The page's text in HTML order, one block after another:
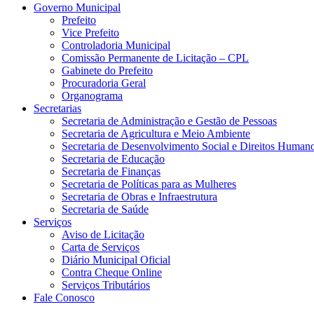
Governo Municipal
Prefeito
Vice Prefeito
Controladoria Municipal
Comissão Permanente de Licitação – CPL
Gabinete do Prefeito
Procuradoria Geral
Organograma
Secretarias
Secretaria de Administração e Gestão de Pessoas
Secretaria de Agricultura e Meio Ambiente
Secretaria de Desenvolvimento Social e Direitos
Secretaria de Educação
Secretaria de Finanças
Secretaria de Políticas para as Mulheres
Secretaria de Obras e Infraestrutura
Secretaria de Saúde
Serviços
Aviso de Licitação
Carta de Serviços
Diário Municipal Oficial
Contra Cheque Online
Serviços Tributários
Fale Conosco